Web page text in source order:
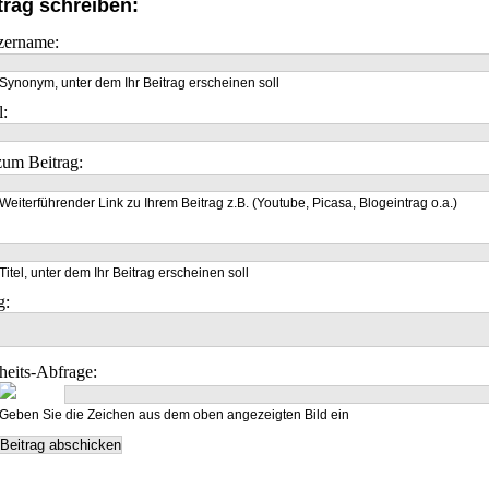
schreiben:
Synonym, unter dem Ihr Beitrag erscheinen soll
Beitrag:
Weiterführender Link zu Ihrem Beitrag z.B. (Youtube, Picasa, Blogeintrag o.a.)
Titel, unter dem Ihr Beitrag erscheinen soll
Abfrage:
Geben Sie die Zeichen aus dem oben angezeigten Bild ein